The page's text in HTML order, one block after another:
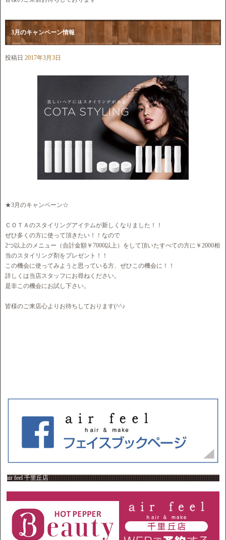
3月のキャンペーン情報
投稿日 2017年3月3日
★3月のキャンペーン☆
ＣＯＴＡのスタイリングアイテムが新しくなりました！！
ぜひ多くの方に使って頂きたい！！なので
2つ以上のメニュー（合計金額￥7000以上）をして頂いたすべての方に￥2000相
当のスタイリング剤をプレゼント！！
この機会に使ってみようと思っている方、ぜひこの機会に！！
詳しくは当店スタッフにお尋ねください。
是非この機会にお試し下さい。
皆様のご来店心よりお待ちしております(^^♪
air feel 千里丘店